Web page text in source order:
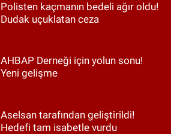
Polisten kaçmanın bedeli ağır oldu!
Dudak uçuklatan ceza
AHBAP Derneği için yolun sonu!
Yeni gelişme
Aselsan tarafından geliştirildi!
Hedefi tam isabetle vurdu